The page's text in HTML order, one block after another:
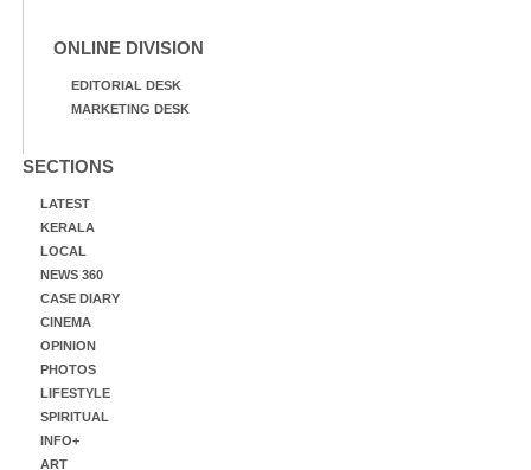
ONLINE DIVISION
EDITORIAL DESK
MARKETING DESK
SECTIONS
LATEST
KERALA
LOCAL
NEWS 360
CASE DIARY
CINEMA
OPINION
PHOTOS
LIFESTYLE
SPIRITUAL
INFO+
ART